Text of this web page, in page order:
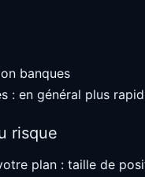
banques
: en général plus
risque
plan : taille de